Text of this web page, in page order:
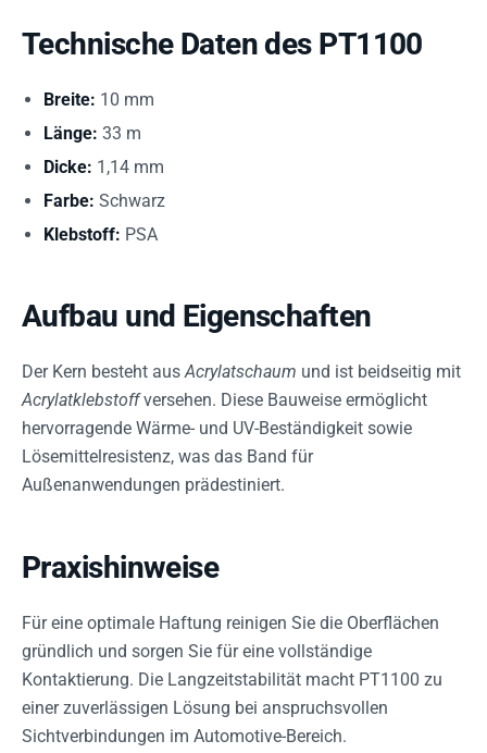
Technische Daten des PT1100
Breite: 10 mm
Länge: 33 m
Dicke: 1,14 mm
Farbe: Schwarz
Klebstoff: PSA
Aufbau und Eigenschaften
Der Kern besteht ausAcrylatschaum und ist beidseitig mit
Acrylatklebstoffversehen. Diese Bauweise ermöglicht
hervorragende Wärme- und UV-Beständigkeit sowie
Lösemittelresistenz, was das Band für
Außenanwendungen prädestiniert.
Praxishinweise
Für eine optimale Haftung reinigen Sie die Oberflächen
gründlich und sorgen Sie für eine vollständige
Kontaktierung. Die Langzeitstabilität macht PT1100 zu
einer zuverlässigen Lösung bei anspruchsvollen
Sichtverbindungen im Automotive-Bereich.